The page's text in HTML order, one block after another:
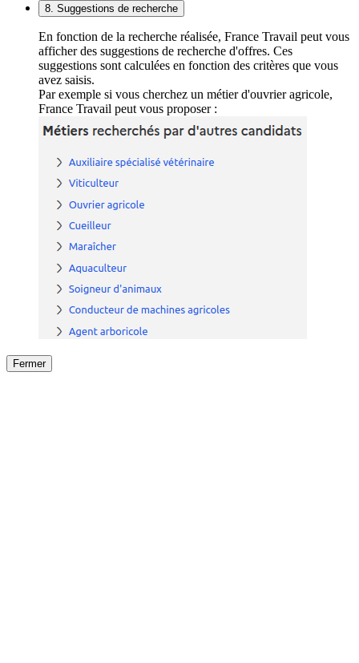
8. Suggestions de recherche
En fonction de la recherche réalisée, France Travail peut vous
afficher des suggestions de recherche d'offres. Ces
suggestions sont calculées en fonction des critères que vous
avez saisis.
Par exemple si vous cherchez un métier d'ouvrier agricole,
France Travail peut vous proposer :
Fermer